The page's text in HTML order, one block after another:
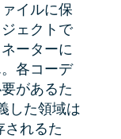
イルに保
ェクトで
ーターに
各コーデ
があるた
した領域は
されるた